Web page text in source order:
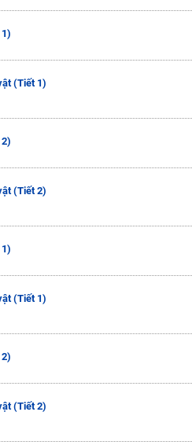
(Tiết 1)
(Tiết 2)
(Tiết 1)
(Tiết 2)